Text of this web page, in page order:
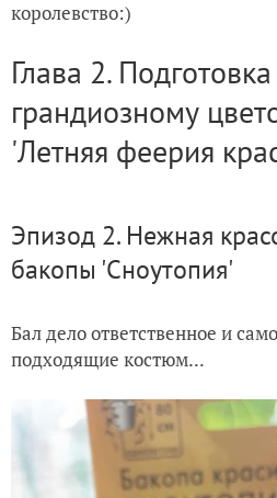
Гвоздика Шабо 'Розовая
королевство:)
Глава 2.
грандиозному
'Летняя феерия
Эпизод 2. Нежная
бакопы 'Сноутопия'
Бал дело ответственное и
подходящие костюм...